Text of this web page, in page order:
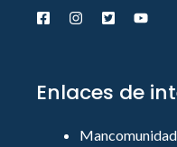
Enlaces de